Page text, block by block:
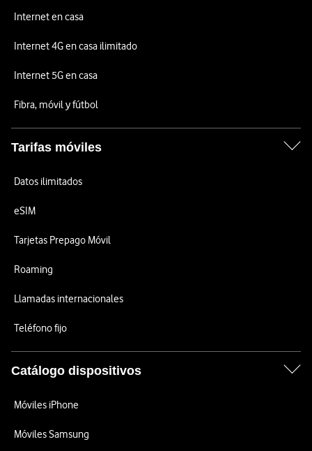
Internet en casa
Internet 4G en casa ilimitado
Internet 5G en casa
Fibra, móvil y fútbol
Tarifas móviles
Datos ilimitados
eSIM
Tarjetas Prepago Móvil
Roaming
Llamadas internacionales
Teléfono fijo
Catálogo dispositivos
Móviles iPhone
Móviles Samsung